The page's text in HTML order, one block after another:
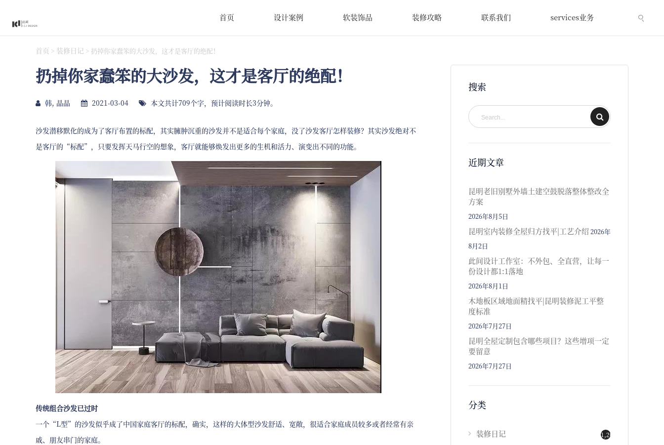
首页 设计案例 软装饰品 装修攻略 联系我们 services业务
首页 > 装修日记 > 扔掉你家蠢笨的大沙发，这才是客厅的绝配！
扔掉你家蠢笨的大沙发，这才是客厅的绝配！
韩, 晶晶 2021-03-04 本文共计709个字，预计阅读时长3分钟。
沙发潜移默化的成为了客厅布置的标配，其实臃肿沉重的沙发并不是适合每个家庭，没了沙发客厅怎样装修？其实沙发绝对不
是客厅的“标配”，只要发挥天马行空的想象，客厅就能够焕发出更多的生机和活力、演变出不同的功能。
传统组合沙发已过时
一个“L型”的沙发似乎成了中国家庭客厅的标配，确实，这样的大体型沙发舒适、宽敞，很适合家庭成员较多或者经常有亲
戚、朋友串门的家庭。
搜索
近期文章
昆明老旧别墅外墙土建空鼓脱落整体整改全
方案
2026年8月5日
昆明室内装修全屋归方找平|工艺介绍 2026年
8月2日
此间设计工作室：不外包、全直营，让每一
份设计都1:1落地
2026年8月1日
木地板区域地面精找平|昆明装修泥工平整
度标准
2026年7月27日
昆明全屋定制包含哪些项目？这些增项一定
要留意
2026年7月27日
分类
装修日记 1,202